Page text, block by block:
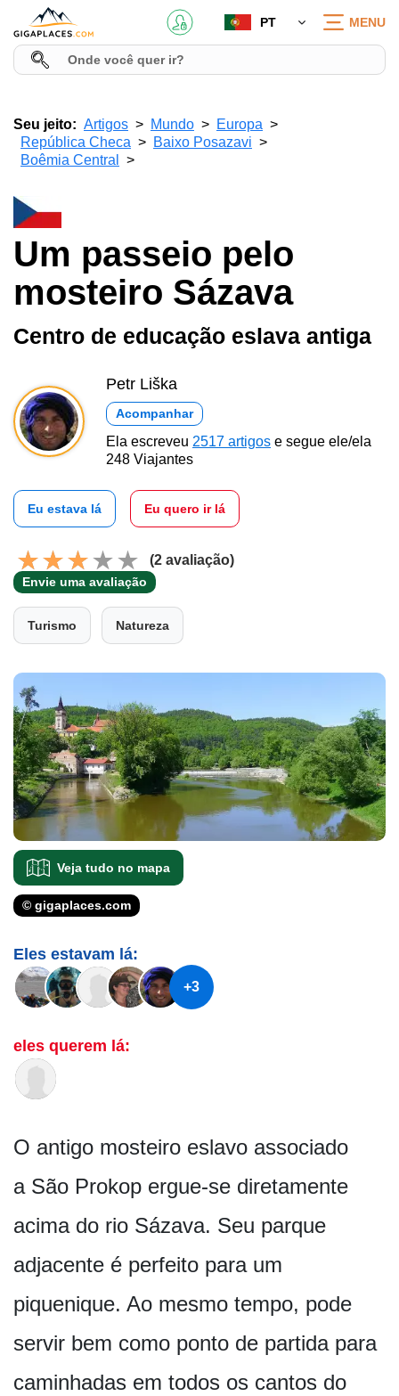
PT MENU
Seu jeito: Artigos Mundo
Europa
República Checa
Baixo Posazavi
Boêmia Central
Um passeio pelo
mosteiro Sázava
Centro de educação eslava antiga
Petr Liška
Acompanhar
Ela escreveu 2517 artigos e segue ele/ela
248 Viajantes
Eu estava lá Eu quero ir lá
(2 avaliação)
Envie uma avaliação
Turismo Natureza
Veja tudo no mapa
© gigaplaces.com
Eles estavam lá:
+3
eles querem lá:
O antigo mosteiro eslavo associado
a São Prokop ergue-se diretamente
acima do rio Sázava. Seu parque
adjacente é perfeito para um
piquenique. Ao mesmo tempo, pode
servir bem como ponto de partida para
caminhadas em todos os cantos do